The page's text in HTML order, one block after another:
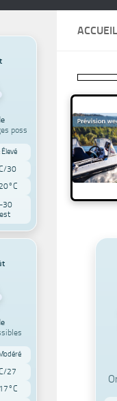
ACCUEIL
poss
Élevé
30
27